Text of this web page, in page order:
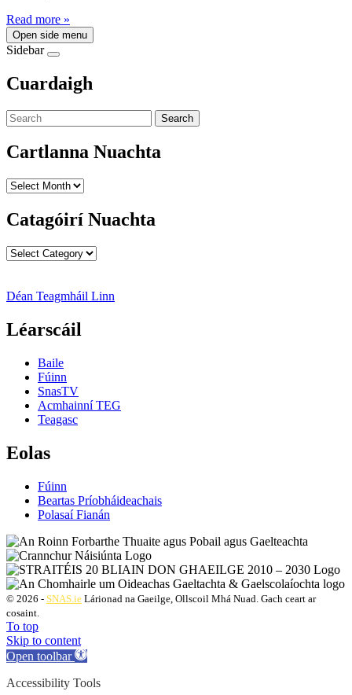
Read more »
Open side menu
Sidebar
Cuardaigh
Search
Cartlanna Nuachta
Cartlanna
Catagóirí Nuachta
Catagóirí
Déan Teagmháil Linn
Léarscáil
Baile
Fúinn
SnasTV
Acmhainní TEG
Teagasc
Eolas
Fúinn
Beartas Príobháideachais
Polasaí Fianán
© 2026 - SNAS.ie Lárionad na Gaeilge, Ollscoil Mhá Nuad. Gach ceart ar
cosaint.
To top
Skip to content
Open toolbar
Accessibility Tools